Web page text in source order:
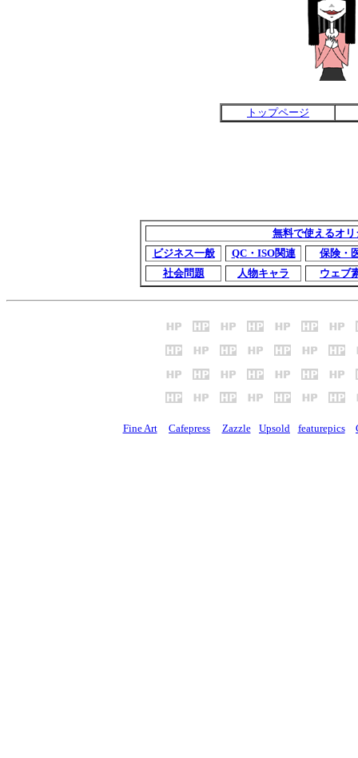
トップページ
無料で使えるオ
ビジネス一般
QC・ISO関連
保険・
社会問題
人物キャラ ウェブ
Fine Art Cafepress Zazzle Upsold featurepics